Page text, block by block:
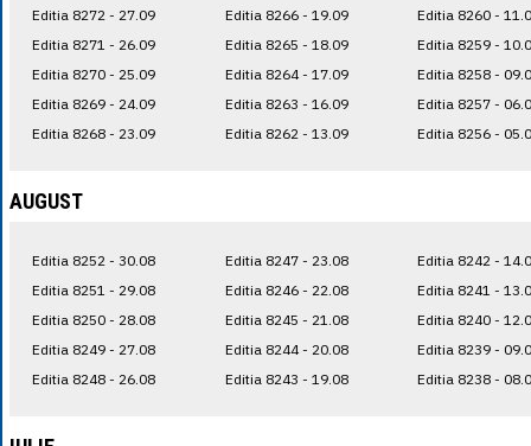
Editia 8272 - 27.09
Editia 8271 - 26.09
Editia 8270 - 25.09
Editia 8269 - 24.09
Editia 8268 - 23.09
Editia 8266 - 19.09
Editia 8265 - 18.09
Editia 8264 - 17.09
Editia 8263 - 16.09
Editia 8262 - 13.09
Editia 8260 -
Editia 8259 -
Editia 8258 -
Editia 8257 -
Editia 8256 -
AUGUST
Editia 8252 - 30.08
Editia 8251 - 29.08
Editia 8250 - 28.08
Editia 8249 - 27.08
Editia 8248 - 26.08
Editia 8247 - 23.08
Editia 8246 - 22.08
Editia 8245 - 21.08
Editia 8244 - 20.08
Editia 8243 - 19.08
Editia 8242 -
Editia 8241 -
Editia 8240 -
Editia 8239 -
Editia 8238 -